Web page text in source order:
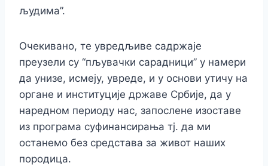
људима”.
Очекивано, те увредљиве садржаје
преузели су “пљувачки сарадници” у намери
да унизе, исмеју, увреде, и у основи утичу на
органе и институције државе Србије, да у
наредном периоду нас, запослене изоставе
из програма суфинансирања тј. да ми
останемо без средстава за живот наших
породица.